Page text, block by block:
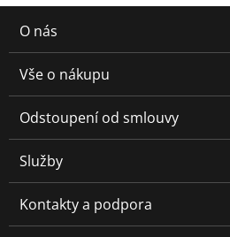
O nás
Vše o nákupu
Odstoupení od smlouvy
Služby
Kontakty a podpora